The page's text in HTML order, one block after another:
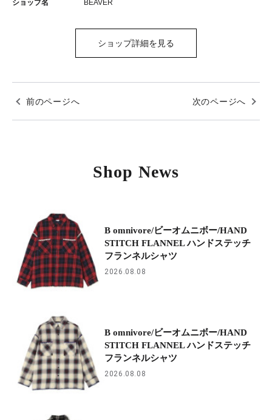
ショップ名 BEAVER
ショップ詳細を見る
前のページへ 次のページへ
Shop News
B omnivore/ビーオムニボー/HAND
STITCH FLANNEL ハンドステッチ
フランネルシャツ
2026.08.08
B omnivore/ビーオムニボー/HAND
STITCH FLANNEL ハンドステッチ
フランネルシャツ
2026.08.08